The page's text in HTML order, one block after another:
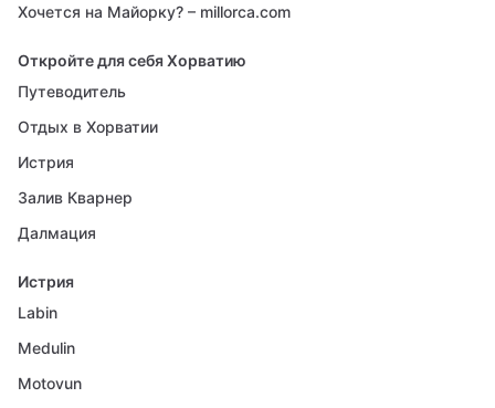
Хочется на Майорку? – millorca.com
Откройте для себя Хорватию
Путеводитель
Отдых в Хорватии
Истрия
Залив Кварнер
Далмация
Истрия
Labin
Medulin
Motovun